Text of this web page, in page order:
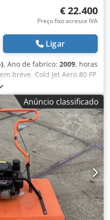
€ 22.400
Preço fixo acresce IVA
Ligar
, Ano de fabrico: 2009, horas
breve. Cold Jet Aero 80 FP
Novo preço: 35.000 €. Sem
para limpeza industrial.
e grande dimensão. A
não possui eletrónica de
mais eficientes do
excelente estado. Cold Jet
com gelo seco.
COLD JET Aero 80
de jateamento de 20
NOVOS Uma das
Sem componentes
E não é dispendiosa de
informações ou para
Anúncio classificado